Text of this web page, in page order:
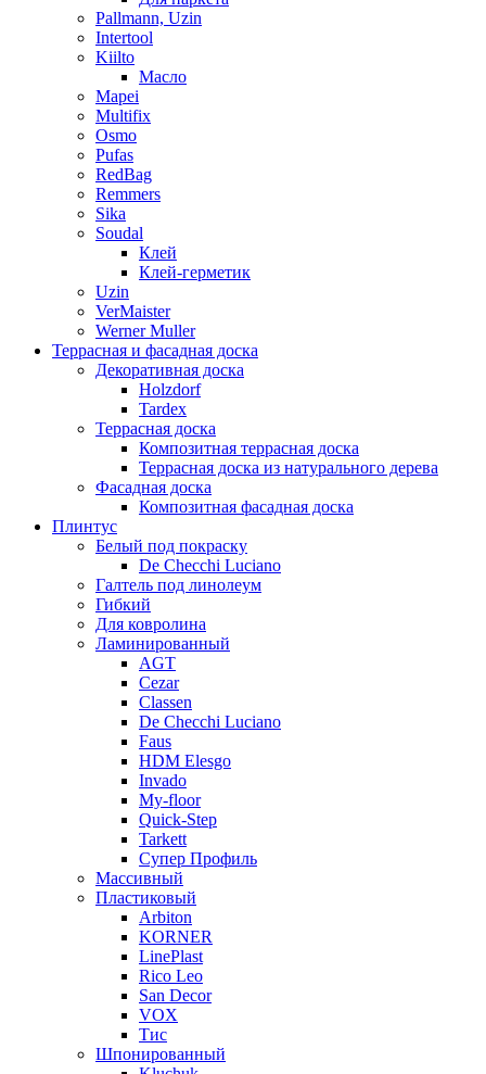
Pallmann, Uzin
Intertool
Kiilto
Масло
Mapei
Multifix
Osmo
Pufas
RedBag
Remmers
Sika
Soudal
Клей
Клей-герметик
Uzin
VerMaister
Werner Muller
Террасная и фасадная доска
Декоративная доска
Holzdorf
Tardex
Террасная доска
Композитная террасная доска
Террасная доска из натурального дерева
Фасадная доска
Композитная фасадная доска
Плинтус
Белый под покраску
De Checchi Luciano
Галтель под линолеум
Гибкий
Для ковролина
Ламинированный
AGT
Cezar
Classen
De Checchi Luciano
Faus
HDM Elesgo
Invado
My-floor
Quick-Step
Tarkett
Супер Профиль
Массивный
Пластиковый
Arbiton
KORNER
LinePlast
Rico Leo
San Decor
VOX
Тис
Шпонированный